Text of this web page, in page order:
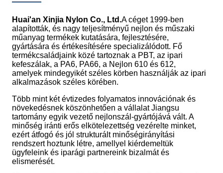
Huai'an Xinjia Nylon Co., Ltd.A céget 1999-ben
alapították, és nagy teljesítményű nejlon és műszaki
műanyag termékek kutatására, fejlesztésére,
gyártására és értékesítésére specializálódott. Fő
termékcsaládjaink közé tartoznak a PBT, az ipari
kefeszálak, a PA6, PA66, a Nejlon 610 és 612,
amelyek mindegyikét széles körben használják az ipari
alkalmazások széles körében.
Több mint két évtizedes folyamatos innovációnak és
növekedésnek köszönhetően a vállalat Jiangsu
tartomány egyik vezető nejlonszál-gyártójává vált. A
minőség iránti erős elkötelezettség vezérelte minket,
ezért átfogó és jól strukturált minőségirányítási
rendszert hoztunk létre, amellyel kiérdemeltük
ügyfeleink és iparági partnereink bizalmát és
elismerését.